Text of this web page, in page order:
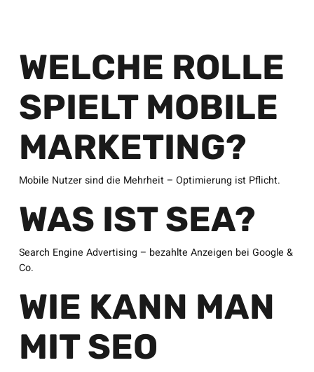
WELCHE ROLLE
SPIELT MOBILE
MARKETING?
Mobile Nutzer sind die Mehrheit – Optimierung ist Pflicht.
WAS IST SEA?
Search Engine Advertising – bezahlte Anzeigen bei Google &
Co.
WIE KANN MAN
MIT SEO